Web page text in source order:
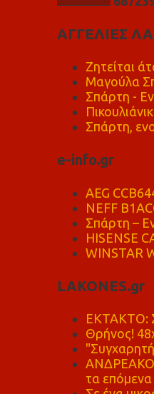
ΑΓΓΕΛΙΕΣ
Ζητείται
Μαγούλα
Σπάρτη -
Σπάρτη,
e-info.gr
AEG
NEFF
Σπάρτη –
HISENSE
WINSTAR
LAKONES.gr
ΕΚΤΑΚΤΟ:
Θρήνος!
τα επόμενα